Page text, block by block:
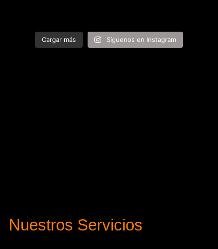
Cargar más Síguenos en Instagram
Nuestros Servicios